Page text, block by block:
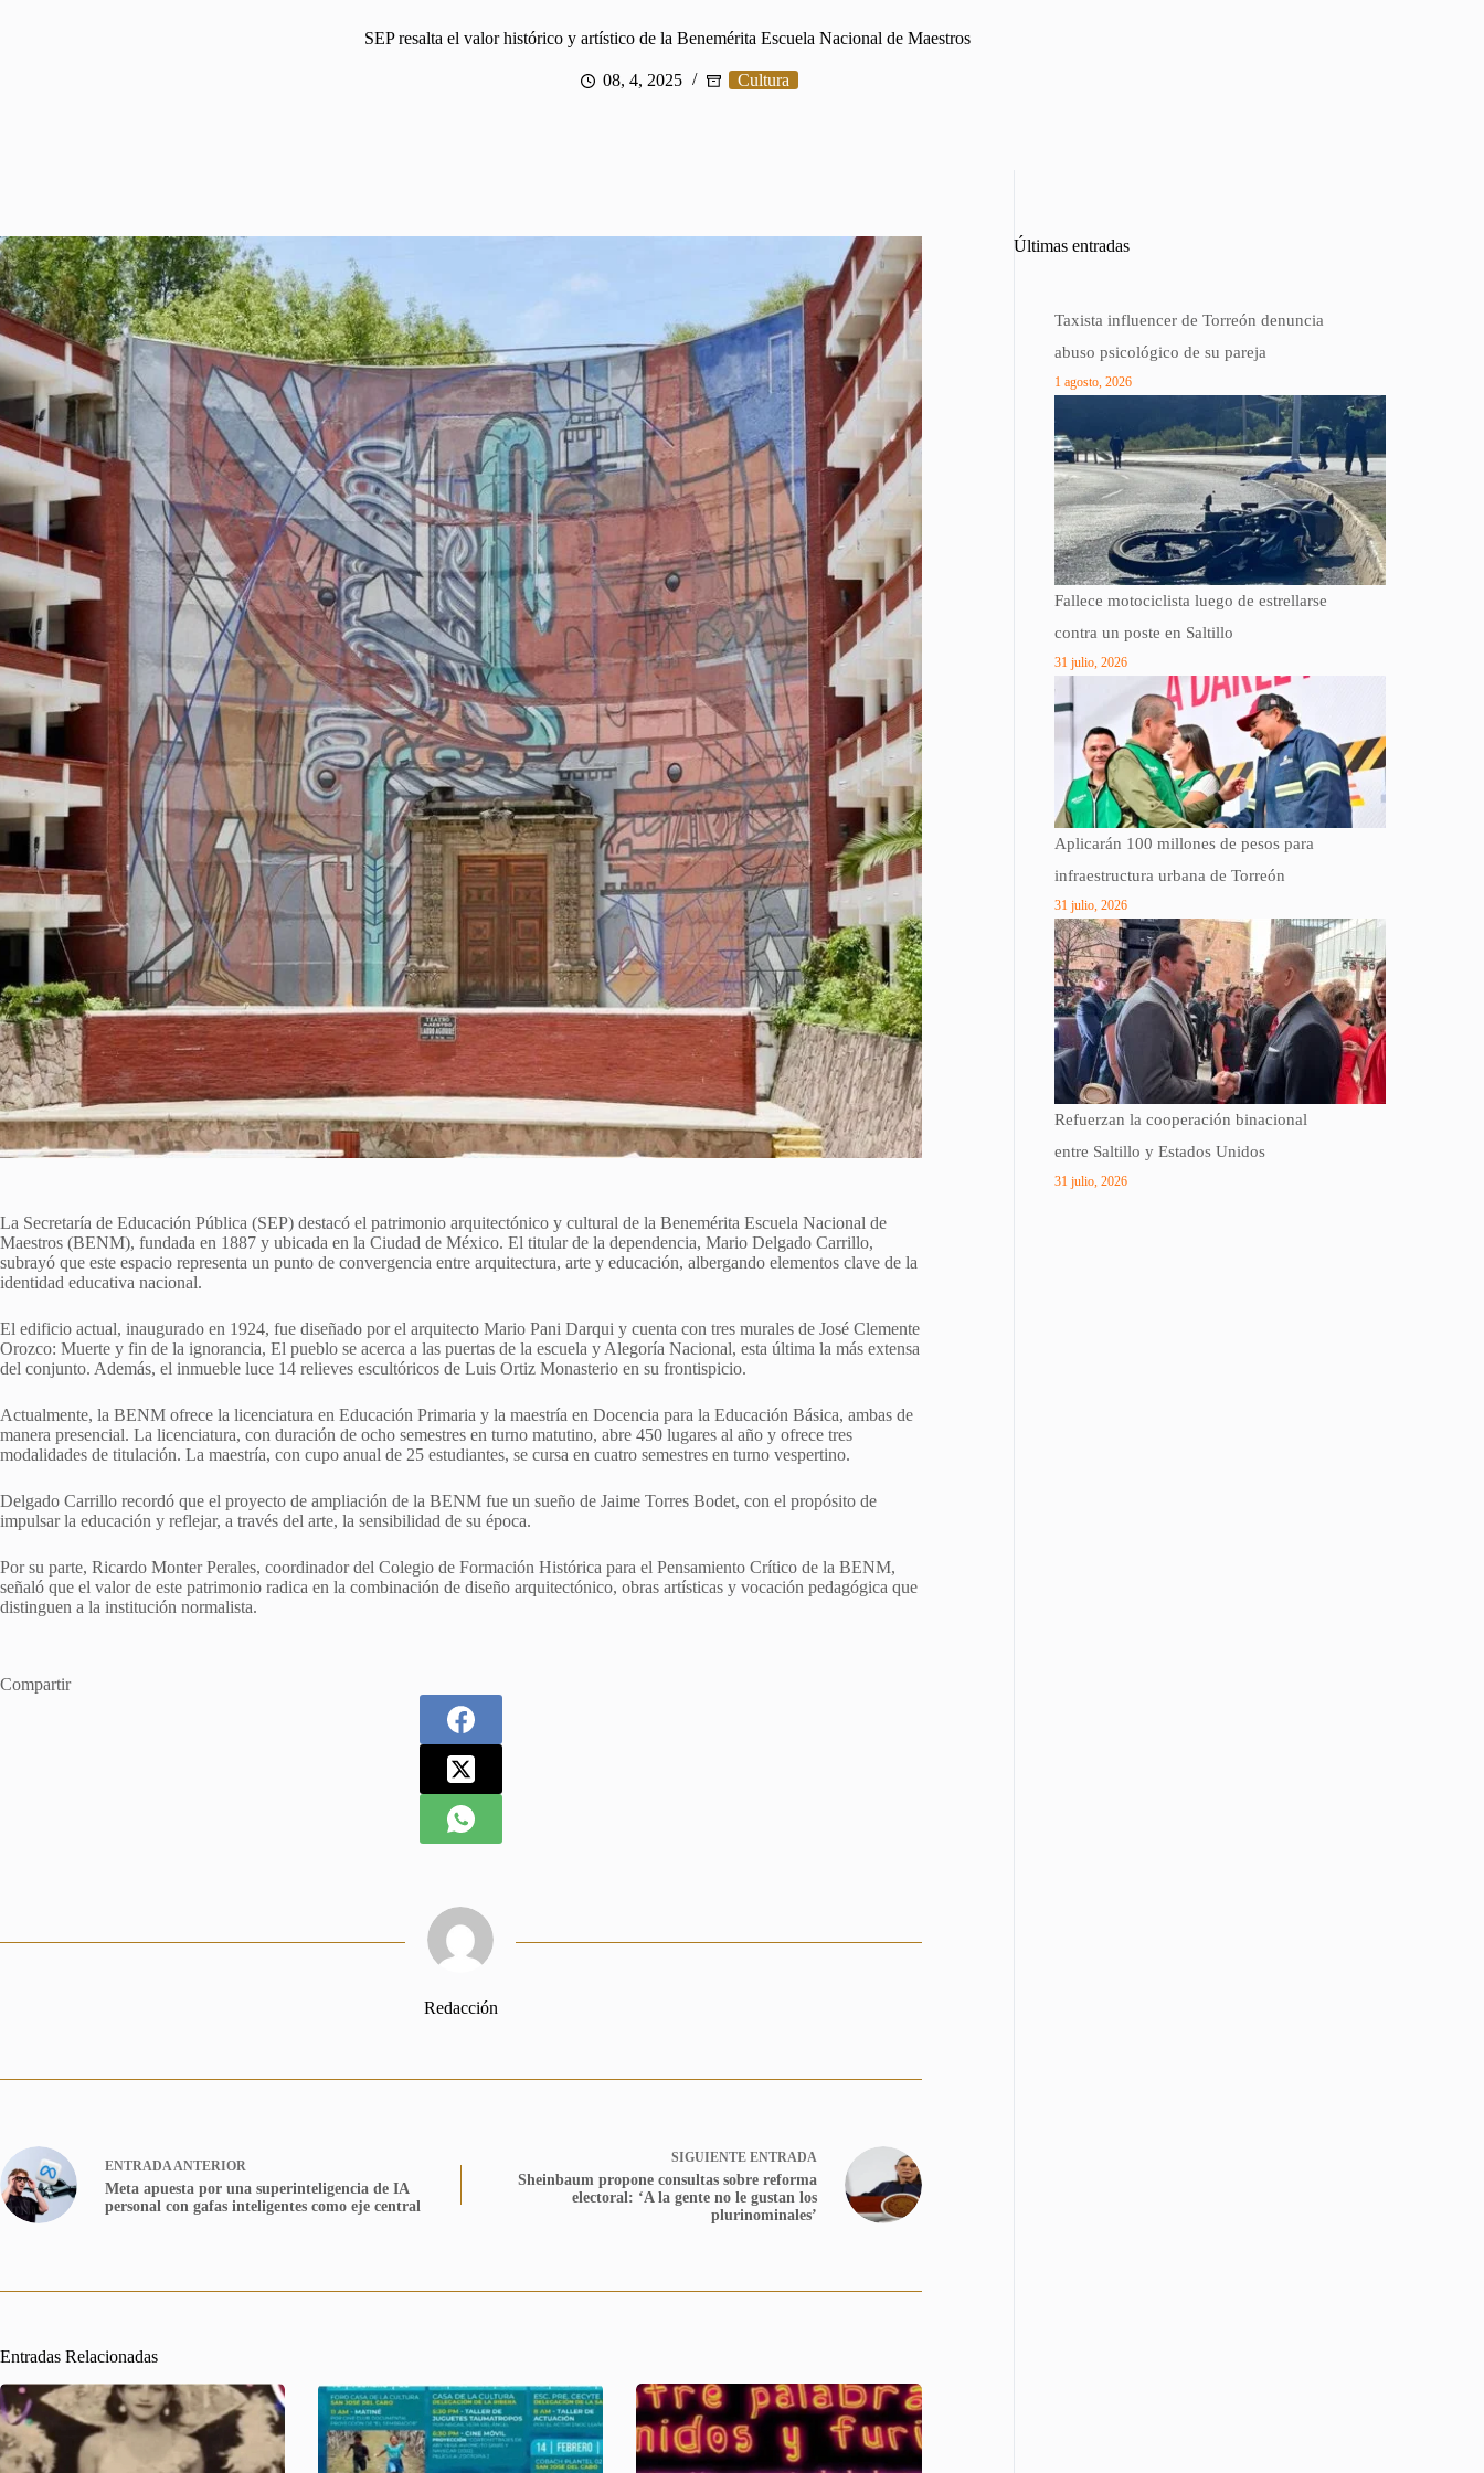
SEP resalta el valor histórico y artístico de la Benemérita Escuela Nacional de Maestros
08, 4, 2025 Cultura
La Secretaría de Educación Pública (SEP) destacó el patrimonio arquitectónico y cultural de la Benemérita Escuela Nacional de
Maestros (BENM), fundada en 1887 y ubicada en la Ciudad de México. El titular de la dependencia, Mario Delgado Carrillo,
subrayó que este espacio representa un punto de convergencia entre arquitectura, arte y educación, albergando elementos clave de la
identidad educativa nacional.
El edificio actual, inaugurado en 1924, fue diseñado por el arquitecto Mario Pani Darqui y cuenta con tres murales de José Clemente
Orozco: Muerte y fin de la ignorancia, El pueblo se acerca a las puertas de la escuela y Alegoría Nacional, esta última la más extensa
del conjunto. Además, el inmueble luce 14 relieves escultóricos de Luis Ortiz Monasterio en su frontispicio.
Actualmente, la BENM ofrece la licenciatura en Educación Primaria y la maestría en Docencia para la Educación Básica, ambas de
manera presencial. La licenciatura, con duración de ocho semestres en turno matutino, abre 450 lugares al año y ofrece tres
modalidades de titulación. La maestría, con cupo anual de 25 estudiantes, se cursa en cuatro semestres en turno vespertino.
Delgado Carrillo recordó que el proyecto de ampliación de la BENM fue un sueño de Jaime Torres Bodet, con el propósito de
impulsar la educación y reflejar, a través del arte, la sensibilidad de su época.
Por su parte, Ricardo Monter Perales, coordinador del Colegio de Formación Histórica para el Pensamiento Crítico de la BENM,
señaló que el valor de este patrimonio radica en la combinación de diseño arquitectónico, obras artísticas y vocación pedagógica que
distinguen a la institución normalista.
Compartir
Redacción
ENTRADA ANTERIOR
Meta apuesta por una superinteligencia de IA
personal con gafas inteligentes como eje central
SIGUIENTE ENTRADA
Sheinbaum propone consultas sobre reforma
electoral: ‘A la gente no le gustan los
plurinominales’
Entradas Relacionadas
Últimas entradas
Taxista influencer de Torreón denuncia
abuso psicológico de su pareja
1 agosto, 2026
Fallece motociclista luego de estrellarse
contra un poste en Saltillo
31 julio, 2026
Aplicarán 100 millones de pesos para
infraestructura urbana de Torreón
31 julio, 2026
Refuerzan la cooperación binacional
entre Saltillo y Estados Unidos
31 julio, 2026